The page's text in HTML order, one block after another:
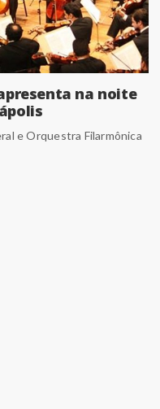
na noite
e Orquestra Filarmônica